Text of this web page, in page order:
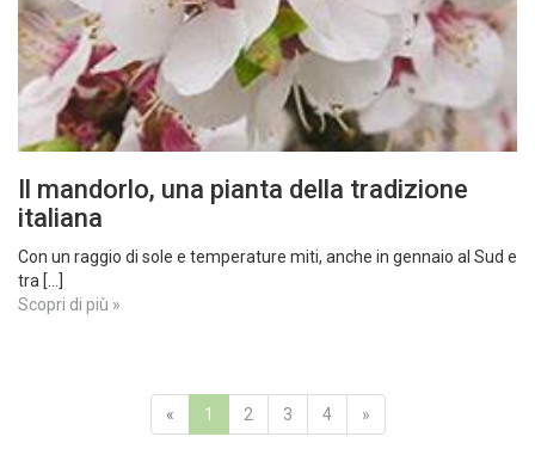
Il mandorlo, una pianta della tradizione
italiana
Con un raggio di sole e temperature miti, anche in gennaio al Sud e
tra [...]
Scopri di più »
« 1 2 3 4 »